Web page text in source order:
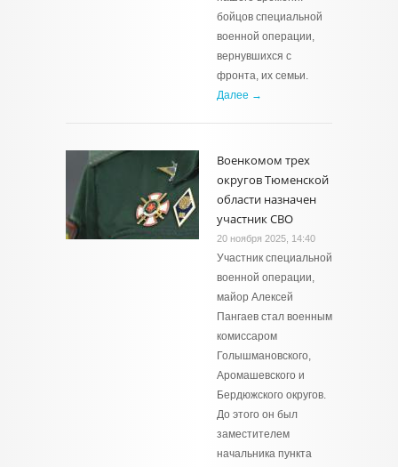
бойцов специальной
военной операции,
вернувшихся с
фронта, их семьи.
Далее →
Военкомом трех
округов Тюменской
области назначен
участник СВО
20 ноября 2025, 14:40
Участник специальной
военной операции,
майор Алексей
Пангаев стал военным
комиссаром
Голышмановского,
Аромашевского и
Бердюжского округов.
До этого он был
заместителем
начальника пункта